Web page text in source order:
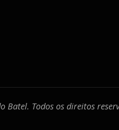
Batel. Todos os direitos